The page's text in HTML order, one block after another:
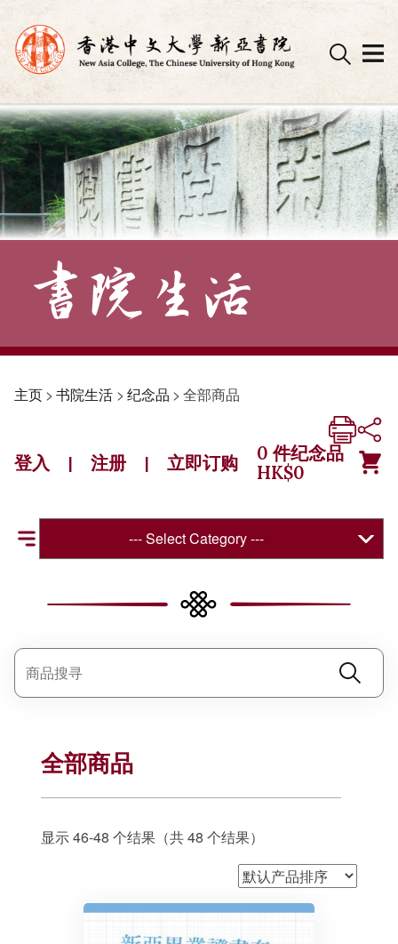
Skip
to
content
主页> 书院生活 > 纪念品 > 全部商品
登入 | 注册 | 立即订购 0 件纪念品
HK$0
--- Select Category ---
全部商品
显示 46-48 个结果（共 48 个结果）